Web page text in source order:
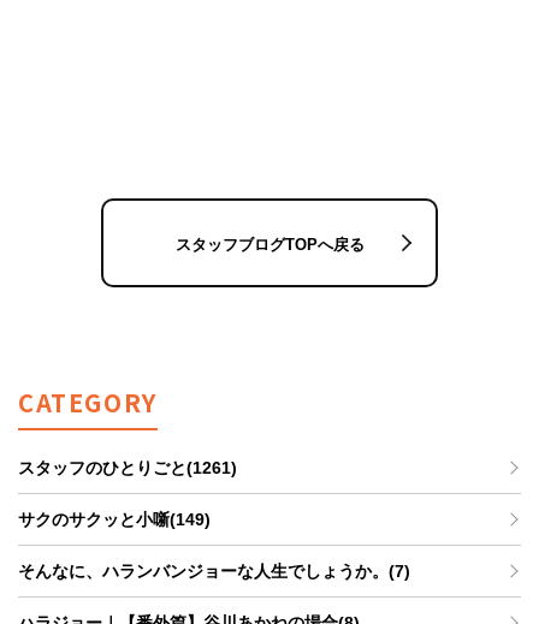
スタッフブログTOPへ戻る
CATEGORY
スタッフのひとりごと(1261)
サクのサクッと小噺(149)
そんなに、ハランバンジョーな人生でしょうか。(7)